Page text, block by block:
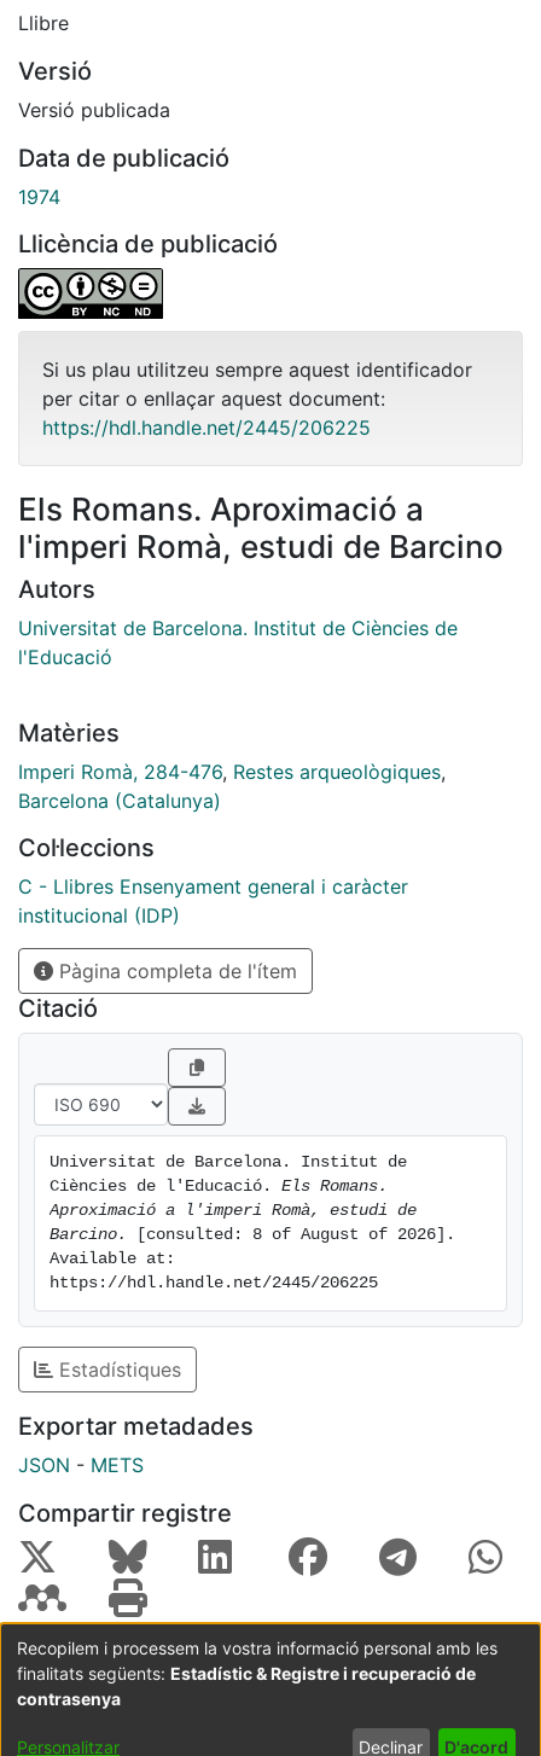
Llibre
Versió
Versió publicada
Data de publicació
1974
Llicència de publicació
Si us plau utilitzeu sempre aquest identificador
per citar o enllaçar aquest document:
https://hdl.handle.net/2445/206225
Els Romans. Aproximació a
l'imperi Romà, estudi de Barcino
Autors
Universitat de Barcelona. Institut de Ciències de
l'Educació
Matèries
Imperi Romà, 284-476, Restes arqueològiques,
Barcelona (Catalunya)
Col·leccions
C - Llibres Ensenyament general i caràcter
institucional (IDP)
Pàgina completa de l'ítem
Citació
Universitat de Barcelona. Institut de
Ciències de l'Educació. Els Romans.
Aproximació a l'imperi Romà, estudi de
Barcino.
[consulted: 8 of August of 2026].
Available at:
https://hdl.handle.net/2445/206225
Estadístiques
Exportar metadades
JSON - METS
Compartir registre
Coordinació:CRAI UB Avís legal
Metadades
subjectes a:
Configuració
Recopilem i processem la vostra informació personal amb les
finalitats següents: Estadístic & Registre i recuperació de
contrasenya
Personalitzar Declinar D'acord